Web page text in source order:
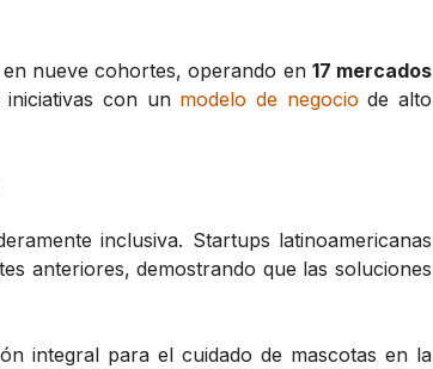
nueve cohortes, operando en 17 mercados
con un modelo de negocio de alto
inclusiva. Startups latinoamericanas
anteriores, demostrando que las soluciones
integral para el cuidado de mascotas en la